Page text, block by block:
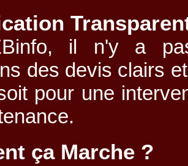
il n'y a
des devis clairs
pour une
ça Marche ?